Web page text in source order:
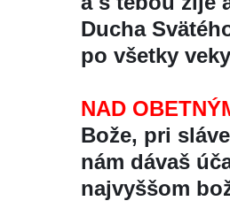
Ducha
po všetky
NAD
Bože, pri
nám dávaš
najvyššom